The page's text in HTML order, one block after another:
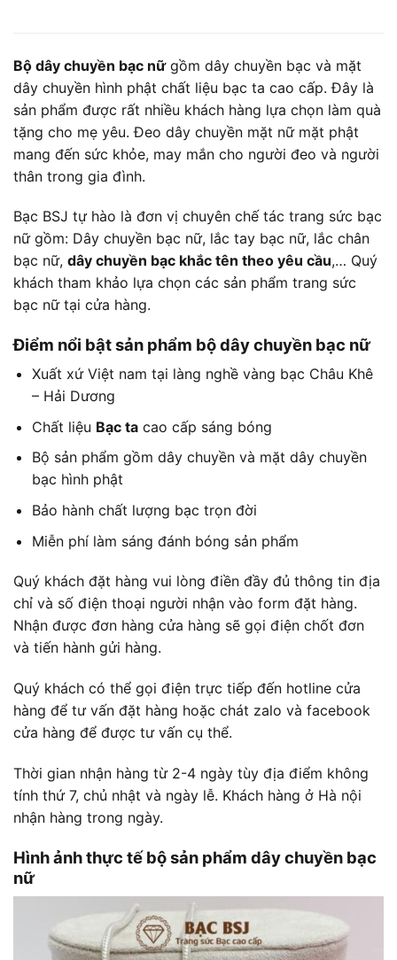
Bộ dây chuyền bạc nữgồm dây chuyền bạc và mặt
dây chuyền hình phật chất liệu bạc ta cao cấp. Đây là
sản phẩm được rất nhiều khách hàng lựa chọn làm quà
tặng cho mẹ yêu. Đeo dây chuyền mặt nữ mặt phật
mang đến sức khỏe, may mắn cho người đeo và người
thân trong gia đình.
Bạc BSJ tự hào là đơn vị chuyên chế tác trang sức bạc
nữ gồm: Dây chuyền bạc nữ, lắc tay bạc nữ, lắc chân
bạc nữ, dây chuyền bạc khắc tên theo yêu cầu,… Quý
khách tham khảo lựa chọn các sản phẩm trang sức
bạc nữ tại cửa hàng.
Điểm nổi bật sản phẩm bộ dây chuyền bạc nữ
Xuất xứ Việt nam tại làng nghề vàng bạc Châu Khê
– Hải Dương
Chất liệu Bạc tacao cấp sáng bóng
Bộ sản phẩm gồm dây chuyền và mặt dây chuyền
bạc hình phật
Bảo hành chất lượng bạc trọn đời
Miễn phí làm sáng đánh bóng sản phẩm
Quý khách đặt hàng vui lòng điền đầy đủ thông tin địa
chỉ và số điện thoại người nhận vào form đặt hàng.
Nhận được đơn hàng cửa hàng sẽ gọi điện chốt đơn
và tiến hành gửi hàng.
Quý khách có thể gọi điện trực tiếp đến hotline cửa
hàng để tư vấn đặt hàng hoặc chát zalo và facebook
cửa hàng để được tư vấn cụ thể.
Thời gian nhận hàng từ 2-4 ngày tùy địa điểm không
tính thứ 7, chủ nhật và ngày lễ. Khách hàng ở Hà nội
nhận hàng trong ngày.
Hình ảnh thực tế bộ sản phẩm dây chuyền bạc
nữ